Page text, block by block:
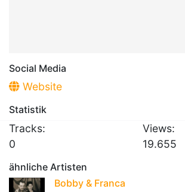
Social Media
Website
Statistik
Tracks:
0
Views:
19.655
ähnliche Artisten
Bobby & Franca